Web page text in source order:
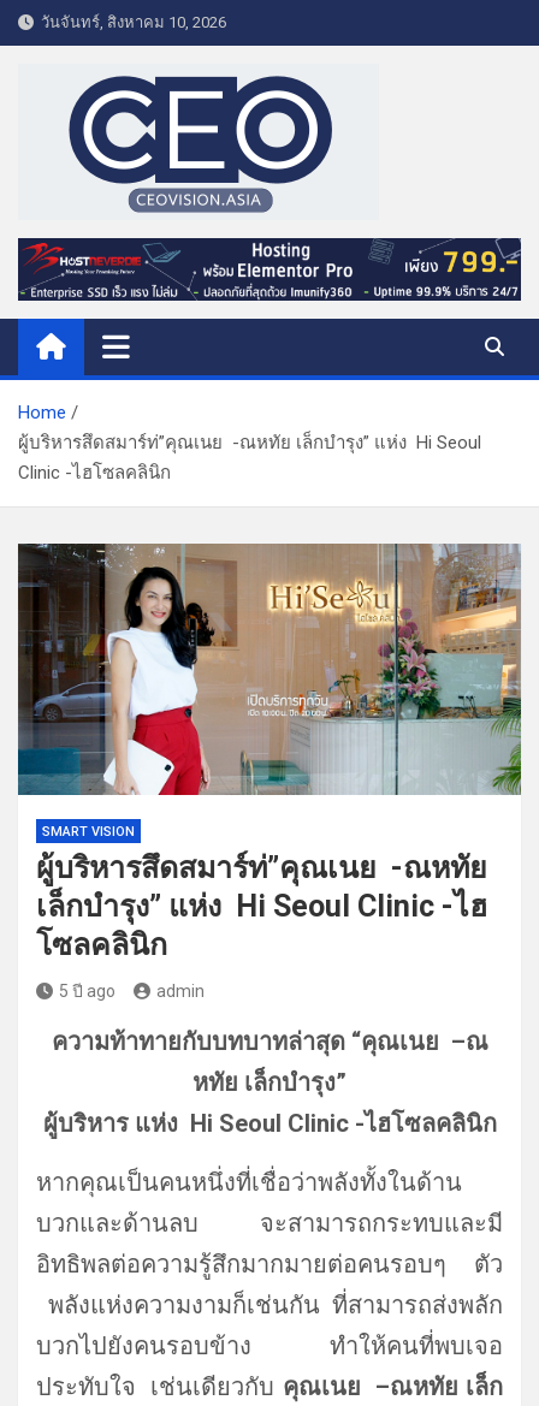
k
e
t
วันจันทร์, สิงหาคม 10, 2026
CEO VISION.ASIA
Business & Lifestyle
Home
ผู้บริหารสึดสมาร์ท่”คุณเนย -ณหทัย เล็กบำรุง” แห่ง Hi Seoul
Clinic -ไฮโซลคลินิก
SMART VISION
ผู้บริหารสึดสมาร์ท่”คุณเนย -ณหทัย
เล็กบำรุง” แห่ง Hi Seoul Clinic -ไฮ
โซลคลินิก
5 ปี ago admin
ความท้าทายกับบทบาทล่าสุด “คุณเนย –ณ
หทัย เล็กบำรุง”
ผู้บริหาร แห่ง Hi Seoul Clinic -ไฮโซลคลินิก
หากคุณเป็นคนหนึ่งที่เชื่อว่าพลังทั้งในด้าน
บวกและด้านลบ จะสามารถกระทบและมี
อิทธิพลต่อความรู้สึกมากมายต่อคนรอบๆ ตัว
พลังแห่งความงามก็เช่นกัน ที่สามารถส่งพลัก
บวกไปยังคนรอบข้าง ทำให้คนที่พบเจอ
ประทับใจ เช่นเดียวกับ คุณเนย –ณหทัย เล็ก